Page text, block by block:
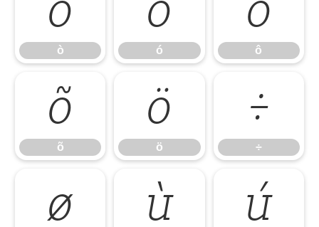
ò ó ô
õ
õ
ö
ö
÷
÷
ø ù ú